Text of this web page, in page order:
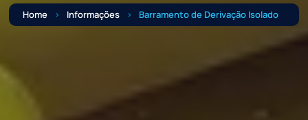
Home Informações Barramento de Derivação Isolado